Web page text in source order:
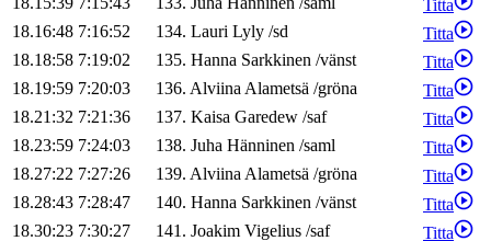
Titta
18.16:48 7:16:52 134. Lauri Lyly /sd
Titta
18.18:58 7:19:02 135. Hanna Sarkkinen /vänst
Titta
18.19:59 7:20:03 136. AlviinaAlametsä /gröna
Titta
18.21:32 7:21:36 137. Kaisa Garedew /saf
Titta
18.23:59 7:24:03 138. Juha Hänninen /saml
Titta
18.27:22 7:27:26 139. AlviinaAlametsä /gröna
Titta
18.28:43 7:28:47 140. Hanna Sarkkinen /vänst
Titta
18.30:23 7:30:27 141. Joakim Vigelius /saf
Titta